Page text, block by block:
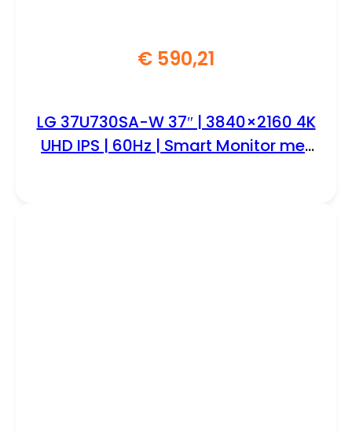
€ 590,21
LG 37U730SA-W 37″ | 3840×2160 4K
UHD IPS | 60Hz | Smart Monitor met